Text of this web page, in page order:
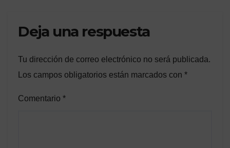
Deja una respuesta
Tu dirección de correo electrónico no será publicada.
Los campos obligatorios están marcados con *
Comentario *